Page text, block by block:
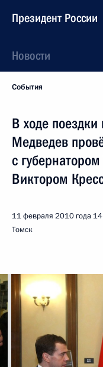
Президент России
Новости
События
В ходе
Медведев
с
Виктором
11 февраля 2010 года
Томск